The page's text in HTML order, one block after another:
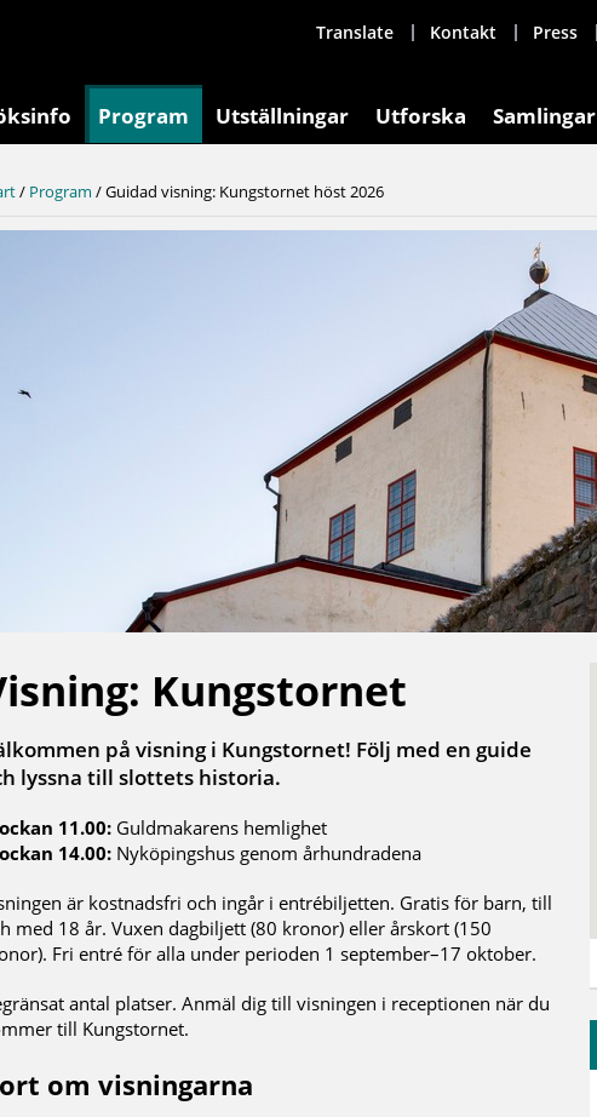
Translate Kontakt Press
Program Utställningar Utforska Samlingar
/ Program /Guidad visning: Kungstornet höst 2026
Kungstornet
på visning i Kungstornet! Följ med en guide
lyssna till slottets historia.
11.00: Guldmakarens hemlighet
14.00: Nyköpingshus genom århundradena
är kostnadsfri och ingår i entrébiljetten. Gratis för barn, till
med 18 år. Vuxen dagbiljett (80 kronor) eller årskort (150
Fri entré för alla under perioden 1 september–17 oktober.
antal platser. Anmäl dig till visningen i receptionen när du
till Kungstornet.
om visningarna